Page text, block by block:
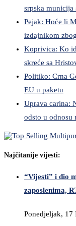
srpska municija
Pejak: Hoće li
izdajnikom
Koprivica: Ko
skreće sa
Politiko: Crna
EU u paketu
Uprava carina:
odsto u odnosu
Najčitanije vijesti:
“Vijesti” i dio
zaposlenima,
Ponedjeljak, 17